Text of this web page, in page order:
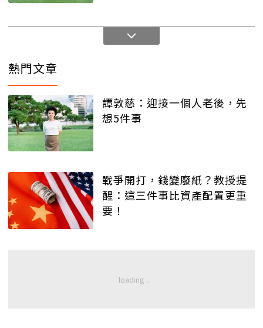
熱門文章
譚敦慈：迎接一個人老後，先
想5件事
戰爭開打，錢變廢紙？教授提
醒：這三件事比資產配置更重
要！